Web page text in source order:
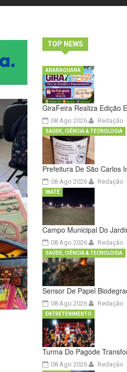
TOP NEWS
GiraFeira Realiza Edição
08 Ago 2026
ARARAQUARA
Redação
Prefeitura De São Carlos
08 Ago 2026
SAÚDE, CIÊNCIA & TECNOLOGIA
Redação
Campo Municipal Do
08 Ago 2026
IBATÉ
Redação
Sensor De Papel
08 Ago 2026
SAÚDE, CIÊNCIA & TECNOLOGIA
Redação
Turma Do Pagode
08 Ago 2026
ENTRETENIMENTO
Redação